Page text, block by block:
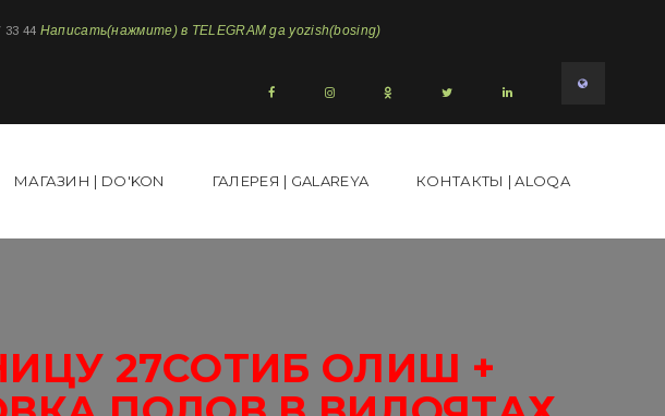
33 44 Написать(нажмите) в TELEGRAM ga yozish(bosing)
МАГАЗИН | DO'KON ГАЛЕРЕЯ | GALAREYA КОНТАКТЫ | ALOQA
27СОТИБ ОЛИШ +